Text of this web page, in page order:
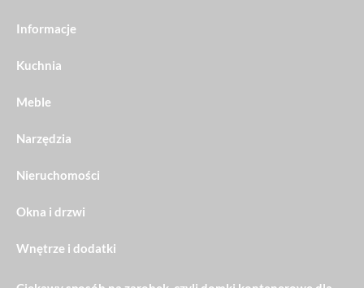
Informacje
Kuchnia
Meble
Narzędzia
Nieruchomości
Okna i drzwi
Wnętrze i dodatki